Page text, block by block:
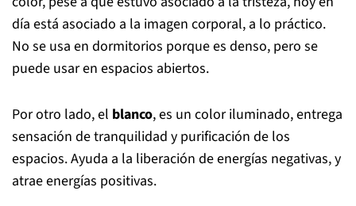
día está asociado a la imagen corporal, a lo práctico.
No se usa en dormitorios porque es denso, pero se
puede usar en espacios abiertos.
Por otro lado, el blanco, es un color iluminado, entrega
sensación de tranquilidad y purificación de los
espacios. Ayuda a la liberación de energías negativas, y
atrae energías positivas.